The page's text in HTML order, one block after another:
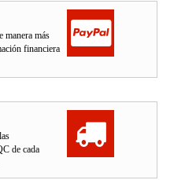
manera más
financiera
de cada